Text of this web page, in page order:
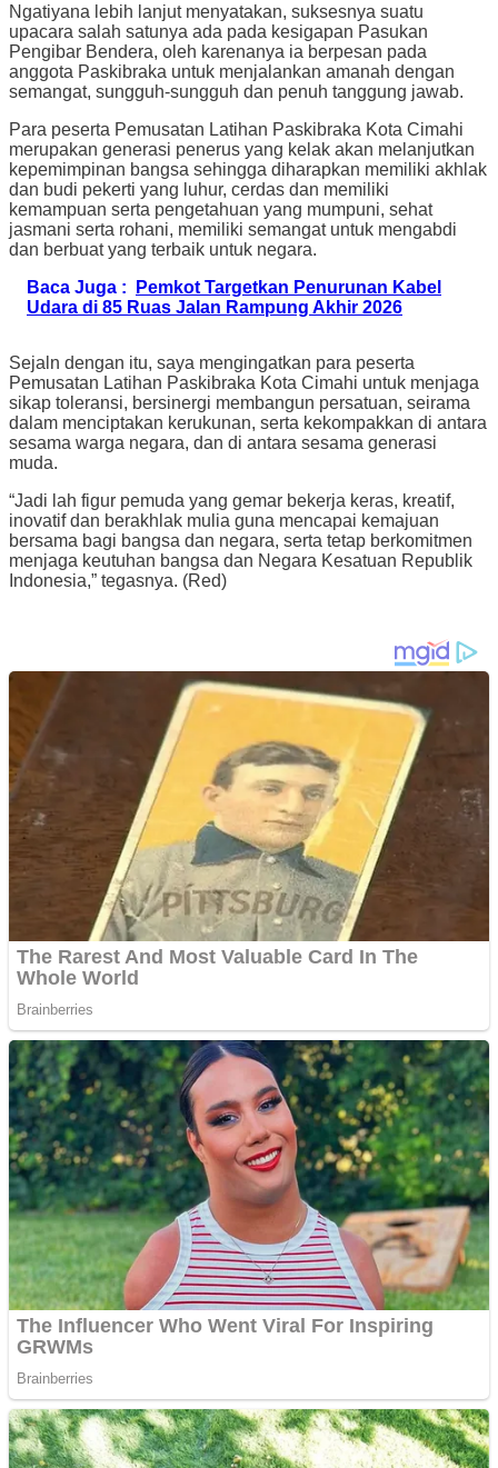
Ngatiyana lebih lanjut menyatakan, suksesnya suatu
upacara salah satunya ada pada kesigapan Pasukan
Pengibar Bendera, oleh karenanya ia berpesan pada
anggota Paskibraka untuk menjalankan amanah dengan
semangat, sungguh-sungguh dan penuh tanggung jawab.
Para peserta Pemusatan Latihan Paskibraka Kota Cimahi
merupakan generasi penerus yang kelak akan melanjutkan
kepemimpinan bangsa sehingga diharapkan memiliki akhlak
dan budi pekerti yang luhur, cerdas dan memiliki
kemampuan serta pengetahuan yang mumpuni, sehat
jasmani serta rohani, memiliki semangat untuk mengabdi
dan berbuat yang terbaik untuk negara.
Baca Juga :
Pemkot Targetkan Penurunan Kabel
Udara di 85 Ruas Jalan Rampung Akhir 2026
Sejaln dengan itu, saya mengingatkan para peserta
Pemusatan Latihan Paskibraka Kota Cimahi untuk menjaga
sikap toleransi, bersinergi membangun persatuan, seirama
dalam menciptakan kerukunan, serta kekompakkan di antara
sesama warga negara, dan di antara sesama generasi
muda.
“Jadi lah figur pemuda yang gemar bekerja keras, kreatif,
inovatif dan berakhlak mulia guna mencapai kemajuan
bersama bagi bangsa dan negara, serta tetap berkomitmen
menjaga keutuhan bangsa dan Negara Kesatuan Republik
Indonesia,” tegasnya. (Red)